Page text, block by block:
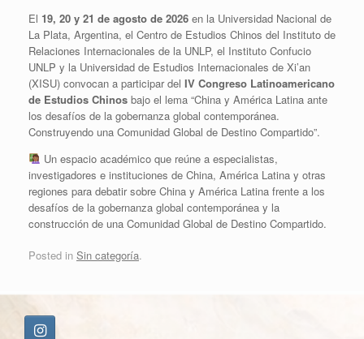
El 19, 20 y 21 de agosto de 2026 en la Universidad Nacional de
La Plata, Argentina, el Centro de Estudios Chinos del Instituto de
Relaciones Internacionales de la UNLP, el Instituto Confucio
UNLP y la Universidad de Estudios Internacionales de Xi’an
(XISU) convocan a participar del IV Congreso Latinoamericano
de Estudios Chinos bajo el lema “China y América Latina ante
los desafíos de la gobernanza global contemporánea.
Construyendo una Comunidad Global de Destino Compartido”.
Un espacio académico que reúne a especialistas,
investigadores e instituciones de China, América Latina y otras
regiones para debatir sobre China y América Latina frente a los
desafíos de la gobernanza global contemporánea y la
construcción de una Comunidad Global de Destino Compartido.
Posted in Sin categoría.